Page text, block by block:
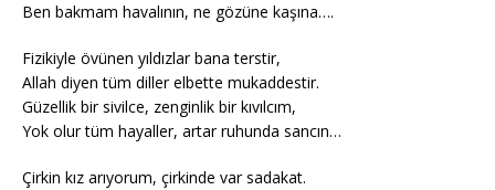
Ben bakmam havalının, ne gözüne kaşına….
Fizikiyle övünen yıldızlar bana terstir,
Allah diyen tüm diller elbette mukaddestir.
Güzellik bir sivilce, zenginlik bir kıvılcım,
Yok olur tüm hayaller, artar ruhunda sancın…
Çirkin kız arıyorum, çirkinde var sadakat.